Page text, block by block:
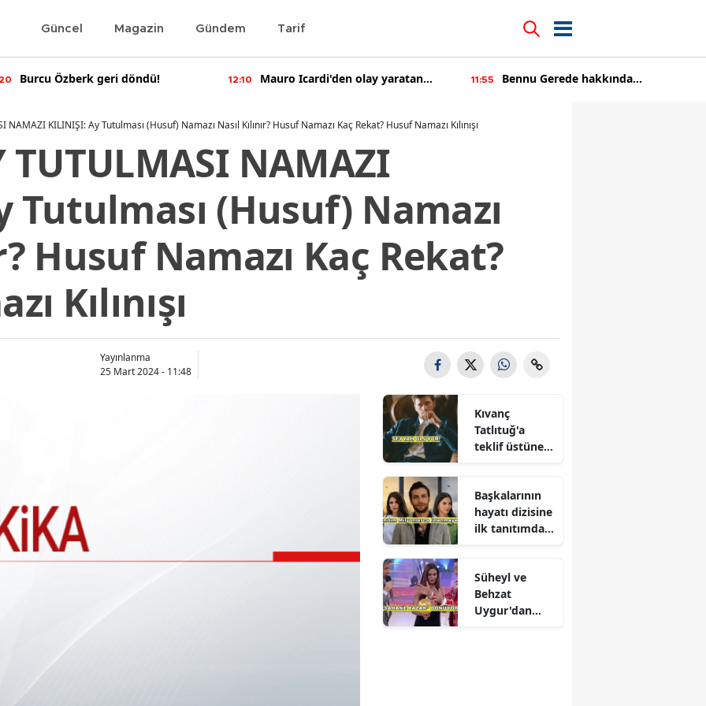
Güncel Magazin Gündem Tarif
Burcu Özberk geri döndü! 12:10
Mauro Icardi'den olay yaratan
11:55
Bennu Gerede hakkında
NAMAZI KILINIŞI: Ay Tutulması (Husuf) Namazı Nasıl Kılınır? Husuf Namazı Kaç Rekat? Husuf Namazı Kılınışı
TUTULMASI NAMAZI
Tutulması (Husuf) Namazı
Husuf Namazı Kaç Rekat?
Kılınışı
Yayınlanma
25 Mart 2024 - 11:48
Kıvanç
Tatlıtuğ'a
teklif üstüne
Başkalarının
hayatı dizisine
ilk tanıtımdan
Süheyl ve
Behzat
Uygur'dan